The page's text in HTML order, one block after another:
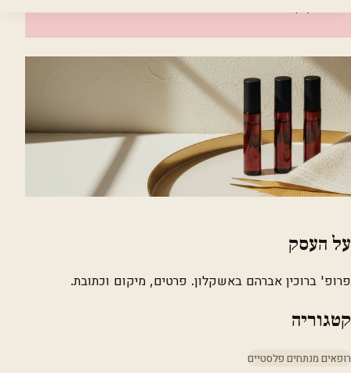
על העסק
פרופ' ברוכין אברהם באשקלון. פרטים, מיקום וכתובת.
קטגוריה
רופאים מנתחים פלסטיים